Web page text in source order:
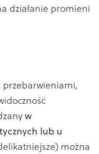
działanie promieni
przebarwieniami,
w
lub u
można